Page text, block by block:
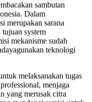
sambutan
Dalam
merupakan sarana
system
mekanisme sudah
teknologi
melaksanakan tugas
menjaga
yang merusak citra